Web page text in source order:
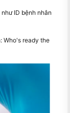
ID bệnh nhân
Who's ready the